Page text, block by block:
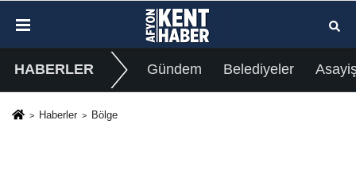
HABERLER Gündem Belediyeler
Haberler Bölge